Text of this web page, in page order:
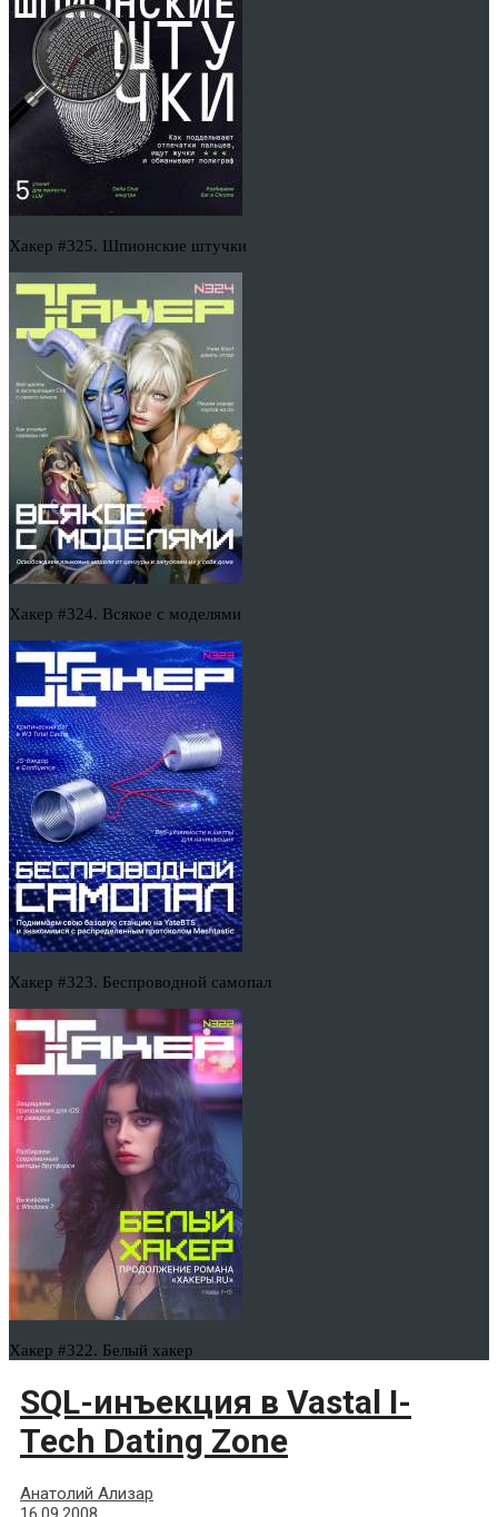
Хакер #325. Шпионские штучки
Хакер #324. Всякое с моделями
Хакер #323. Беспроводной самопал
Хакер #322. Белый хакер
SQL-инъекция в Vastal I-
Tech Dating Zone
Анатолий Ализар